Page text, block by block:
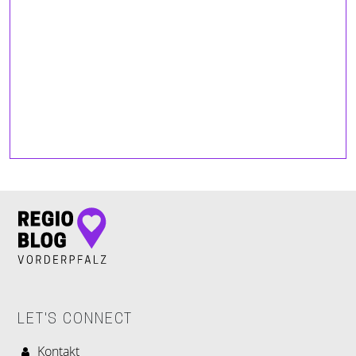
LET'S CONNECT
Kontakt